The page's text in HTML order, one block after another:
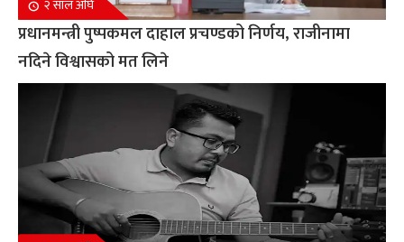
२ साल अघि
प्रधानमन्त्री पुष्पकमल दाहाल प्रचण्डको निर्णय, राजीनामा
नदिने विश्वासको मत लिने